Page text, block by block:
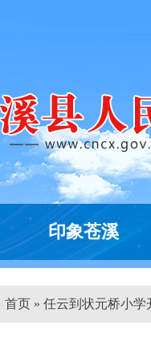
印象苍溪
首页 » 任云到状元桥小学